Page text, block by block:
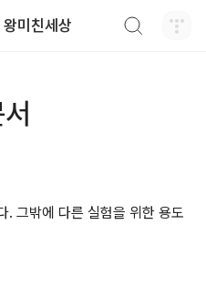
미친세상
. 그밖에 다른 실험을 위한 용도